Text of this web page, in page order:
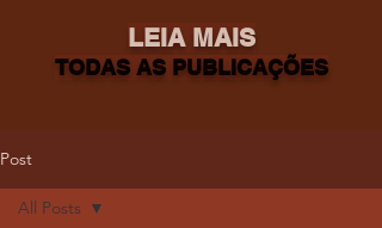
LEIA MAIS
TODAS AS PUBLICAÇÕES
Post
All Posts